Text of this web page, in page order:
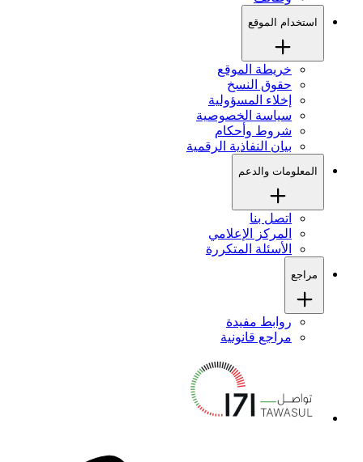
استخدام الموقع
خريطة الموقع
حقوق النسخ
إخلاء المسؤولية
سياسة الخصوصية
شروط وأحكام
بيان النفاذية الرقمية
المعلومات والدعم
اتصل بنا
المركز الإعلامي
الأسئلة المتكررة
مراجع
روابط مفيدة
مراجع قانونية